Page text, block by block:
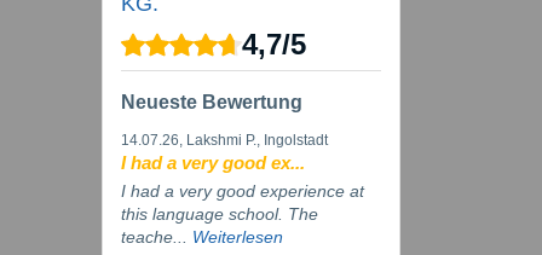
4,7/5
Neueste Bewertung
14.07.26, Lakshmi P., Ingolstadt
I had a very good ex...
I had a very good experience at
this language school. The
teache... Weiterlesen